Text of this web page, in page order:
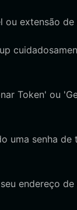
ou extensão de
Token' ou
uma senha
endereço